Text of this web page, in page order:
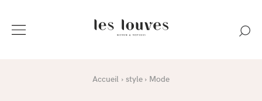
Accueil style Mode